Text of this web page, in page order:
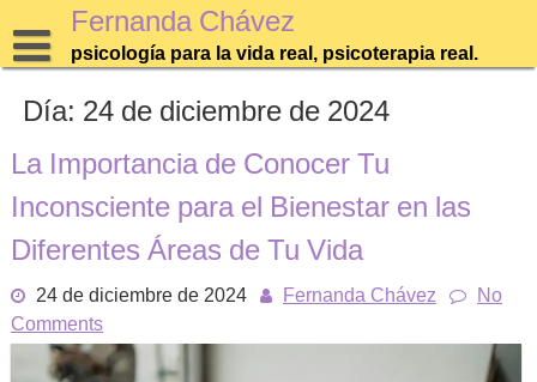
to
content
Fernanda Chávez
psicología para la vida real, psicoterapia real.
Día: 24 de diciembre de 2024
La Importancia de Conocer Tu
Inconsciente para el Bienestar en las
Diferentes Áreas de Tu Vida
24 de diciembre de 2024 Fernanda Chávez
No
Comments